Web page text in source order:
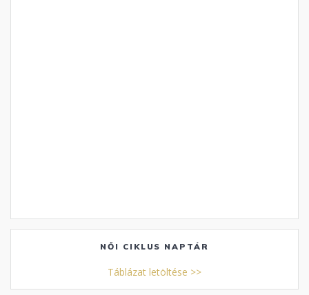
NŐI CIKLUS NAPTÁR
Táblázat letöltése >>